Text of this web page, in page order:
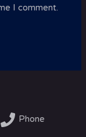
I comment.
Phone